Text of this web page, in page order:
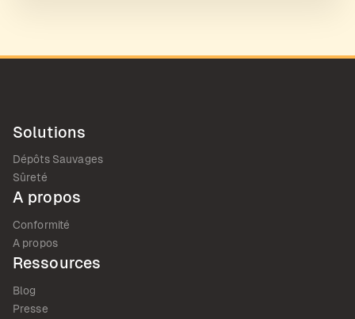
Solutions
Dépôts Sauvages
Sûreté
A propos
Conformité
A propos
Ressources
Blog
Presse